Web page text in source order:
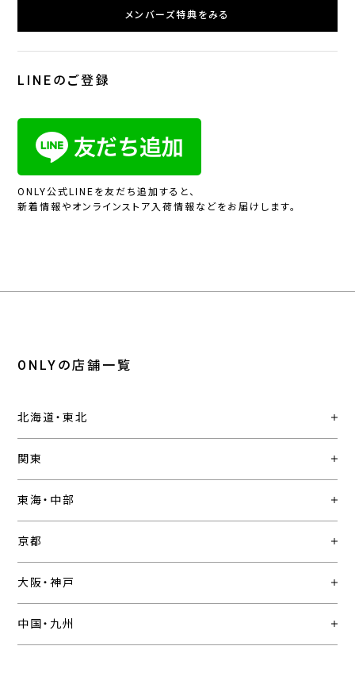
メンバーズ特典をみる
LINEのご登録
ONLY公式LINEを友だち追加すると、
新着情報やオンラインストア入荷情報などをお届けします。
ONLYの店舗一覧
北海道・東北
関東
東海・中部
京都
大阪・神戸
中国・九州